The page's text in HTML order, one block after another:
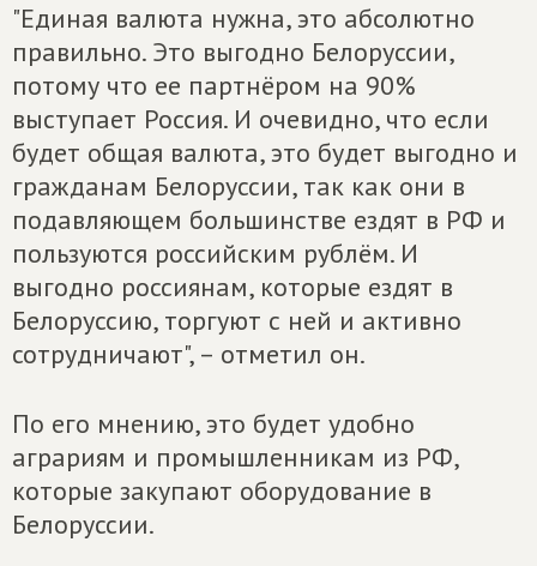
"Единая валюта нужна, это абсолютно
правильно. Это выгодно Белоруссии,
потому что ее партнёром на 90%
выступает Россия. И очевидно, что если
будет общая валюта, это будет выгодно и
гражданам Белоруссии, так как они в
подавляющем большинстве ездят в РФ и
пользуются российским рублём. И
выгодно россиянам, которые ездят в
Белоруссию, торгуют с ней и активно
сотрудничают", – отметил он.
По его мнению, это будет удобно
аграриям и промышленникам из РФ,
которые закупают оборудование в
Белоруссии.